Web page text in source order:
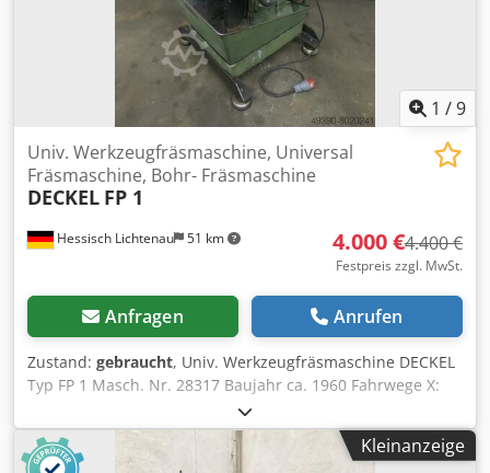
1 /9
Hessisch Lichtenau 51 km
Univ. Werkzeugfräsmaschine, Universal
Fräsmaschine, Bohr- Fräsmaschine
DECKEL FP 1
4.000 €4.400 €
Festpreis zzgl. MwSt.
Anfragen Anrufen
Zustand: gebraucht, Univ. Werkzeugfräsmaschine DECKEL
Typ FP 1 Masch. Nr. 28317 Baujahr ca. 1960 Fahrwege X:
245 mm Y: 150 mm Z: 340 mm Tischgröße 600 x 210 mm
Spindelaufnahme waagrecht MK 4 - S20 x 2
Spindeldrehzahl senkrecht 95-1900 U/min. 12 StufenKleinanzeige